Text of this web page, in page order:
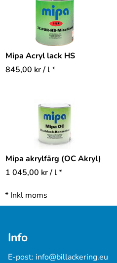
Mipa Acryl lack HS
845,00 kr/ l *
Mipa akrylfärg (OC Akryl)
1 045,00 kr/ l *
* Inkl moms
Info
E-post: info@billackering.eu